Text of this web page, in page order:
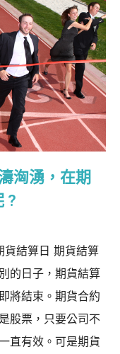
洶湧，在期
?
貨結算日 期貨結算
的日子，期貨結算
將結束。期貨合約
股票，只要公司不
直有效。可是期貨